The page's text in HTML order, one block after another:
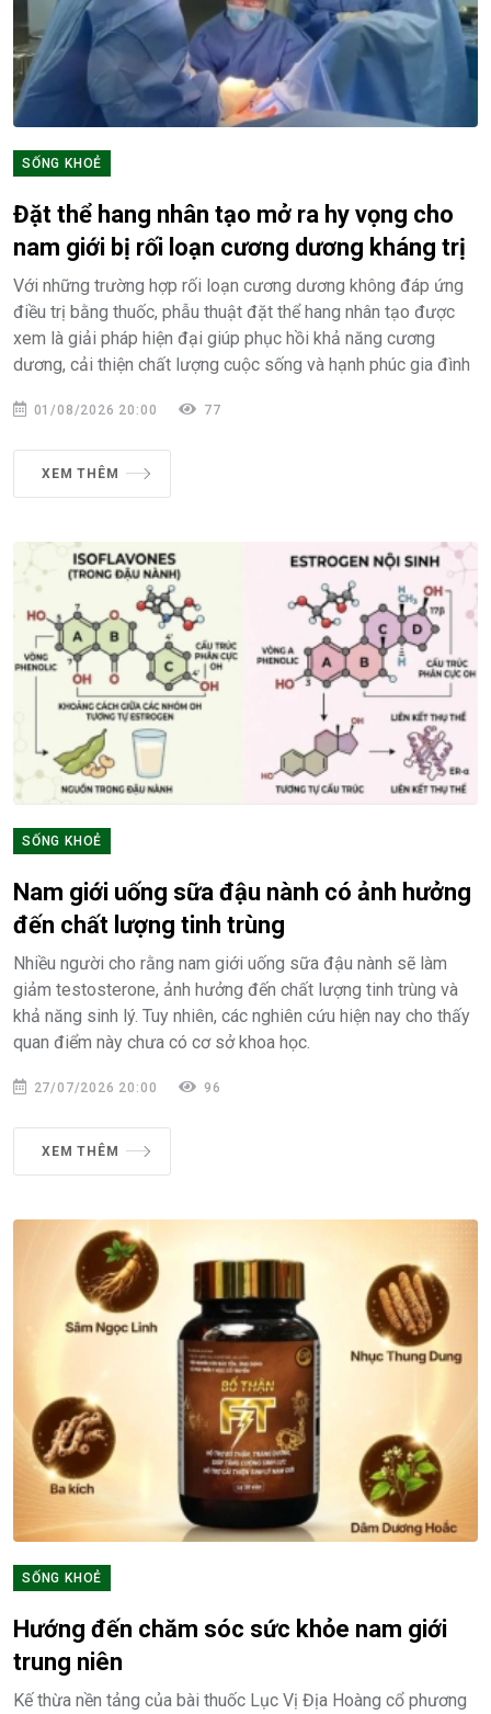
SỐNG KHOẺ
Đặt thể hang nhân tạo mở ra hy vọng cho
nam giới bị rối loạn cương dương kháng trị
Với những trường hợp rối loạn cương dương không đáp ứng
điều trị bằng thuốc, phẫu thuật đặt thể hang nhân tạo được
xem là giải pháp hiện đại giúp phục hồi khả năng cương
dương, cải thiện chất lượng cuộc sống và hạnh phúc gia đình
01/08/2026 20:00 77
XEM THÊM
SỐNG KHOẺ
Nam giới uống sữa đậu nành có ảnh hưởng
đến chất lượng tinh trùng
Nhiều người cho rằng nam giới uống sữa đậu nành sẽ làm
giảm testosterone, ảnh hưởng đến chất lượng tinh trùng và
khả năng sinh lý. Tuy nhiên, các nghiên cứu hiện nay cho thấy
quan điểm này chưa có cơ sở khoa học.
27/07/2026 20:00 96
XEM THÊM
SỐNG KHOẺ
Hướng đến chăm sóc sức khỏe nam giới
trung niên
Kế thừa nền tảng của bài thuốc Lục Vị Địa Hoàng cổ phương